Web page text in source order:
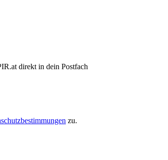
direkt in dein Postfach
zu.